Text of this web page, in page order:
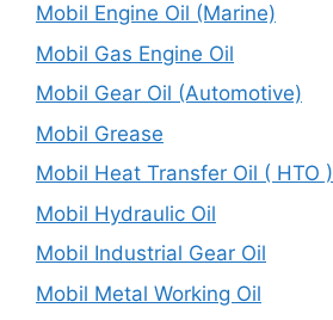
Mobil Engine Oil (Marine)
Mobil Gas Engine Oil
Mobil Gear Oil (Automotive)
Mobil Grease
Mobil Heat Transfer Oil ( HTO )
Mobil Hydraulic Oil
Mobil Industrial Gear Oil
Mobil Metal Working Oil